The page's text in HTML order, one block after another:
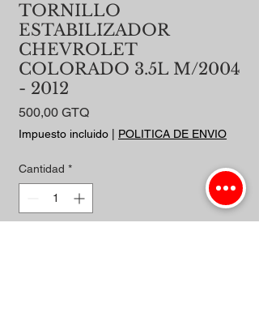
TORNILLO
ESTABILIZADOR
CHEVROLET
COLORADO 3.5L M/2004
- 2012
500,00 GTQPrecio
Impuesto incluido POLITICA DE ENVIO
Cantidad *